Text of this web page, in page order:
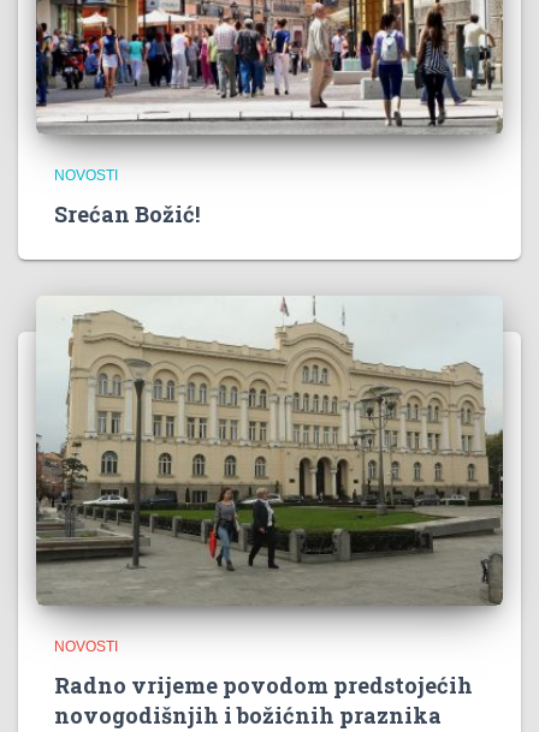
NOVOSTI
Srećan Božić!
NOVOSTI
Radno vrijeme povodom predstojećih
novogodišnjih i božićnih praznika